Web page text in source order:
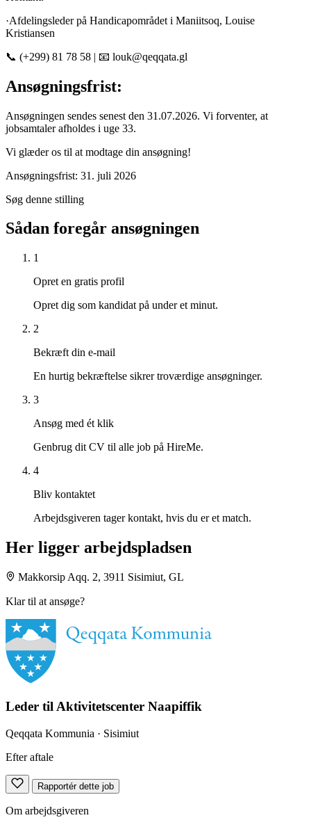
·Afdelingsleder på Handicapområdet i Maniitsoq, Louise
Kristiansen
📞 (+299) 81 78 58 | 📧 louk@qeqqata.gl
Ansøgningsfrist:
Ansøgningen sendes senest den 31.07.2026. Vi forventer, at
jobsamtaler afholdes i uge 33.
Vi glæder os til at modtage din ansøgning!
Ansøgningsfrist: 31. juli 2026
Søg denne stilling
Sådan foregår ansøgningen
1
Opret en gratis profil
Opret dig som kandidat på under et minut.
2
Bekræft din e-mail
En hurtig bekræftelse sikrer troværdige ansøgninger.
3
Ansøg med ét klik
Genbrug dit CV til alle job på HireMe.
4
Bliv kontaktet
Arbejdsgiveren tager kontakt, hvis du er et match.
Her ligger arbejdspladsen
Makkorsip Aqq. 2, 3911 Sisimiut, GL
Klar til at ansøge?
Leder til Aktivitetscenter Naapiffik
Qeqqata Kommunia · Sisimiut
Efter aftale
Rapportér dette job
Om arbejdsgiveren